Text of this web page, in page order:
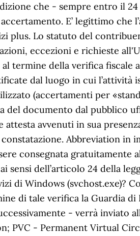
che - sempre entro il
E’ legittimo che
plus. Lo statuto del
eccezioni e richieste
termine della verifica fiscale
dal luogo in cui
(accertamenti per
del documento dal pubblico
avvenuti in sua
Abbreviation in
consegnata
sensi dell’articolo 24 della
di Windows (svchost.exe)?
di tale verifica la Guardia
- verrà inviato
PVC - Permanent Virtual